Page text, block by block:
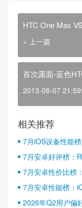
HTC One Max
« 上一篇
首次露面-蓝色
2013-08-07
相关推荐
7月iOS设备性能
7月安卓好评榜：
半壁江山
7月安卓性价比榜
7月安卓性能榜：
2026年Q2用户偏